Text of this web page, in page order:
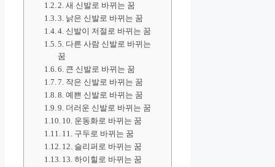
2. 새 신발로 바뀌는 꿈
3. 낡은 신발로 바뀌는 꿈
4. 신발이 저절로 바뀌는 꿈
5. 다른 사람 신발로 바뀌는
꿈
6. 큰 신발로 바뀌는 꿈
7. 작은 신발로 바뀌는 꿈
8. 예쁜 신발로 바뀌는 꿈
9. 더러운 신발로 바뀌는 꿈
10. 운동화로 바뀌는 꿈
11. 구두로 바뀌는 꿈
12. 슬리퍼로 바뀌는 꿈
13. 하이힐로 바뀌는 꿈